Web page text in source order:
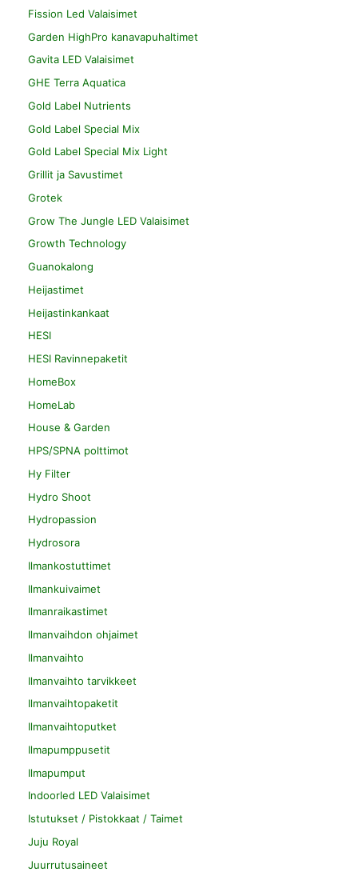
Fission Led Valaisimet
Garden HighPro kanavapuhaltimet
Gavita LED Valaisimet
GHE Terra Aquatica
Gold Label Nutrients
Gold Label Special Mix
Gold Label Special Mix Light
Grillit ja Savustimet
Grotek
Grow The Jungle LED Valaisimet
Growth Technology
Guanokalong
Heijastimet
Heijastinkankaat
HESI
HESI Ravinnepaketit
HomeBox
HomeLab
House & Garden
HPS/SPNA polttimot
Hy Filter
Hydro Shoot
Hydropassion
Hydrosora
Ilmankostuttimet
Ilmankuivaimet
Ilmanraikastimet
Ilmanvaihdon ohjaimet
Ilmanvaihto
Ilmanvaihto tarvikkeet
Ilmanvaihtopaketit
Ilmanvaihtoputket
Ilmapumppusetit
Ilmapumput
Indoorled LED Valaisimet
Istutukset / Pistokkaat / Taimet
Juju Royal
Juurrutusaineet